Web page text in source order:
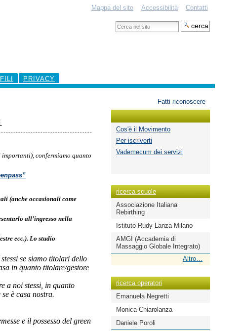
Mappa del sito Accessibilità Contatti
Cerca
nel
PRIVACY
Fatti riconoscere
confermiamo quanto
”
(anche occasionali come
all’ingresso nella
ecc.). Lo studio
se siamo titolari dello
in quanto titolare/gestore
a noi stessi, in quanto
è casa nostra.
e il possesso del green
Cos'è il Movimento
Per iscriverti
Vademecum dei servizi
ricerca scuole
Associazione Italiana
Rebirthing
Istituto Rudy Lanza Milano
AMGI (Accademia di
Massaggio Globale Integrato)
scuole
-
Altro…
ricerca operatori
Emanuela Negretti
Monica Chiarolanza
Daniele Poroli